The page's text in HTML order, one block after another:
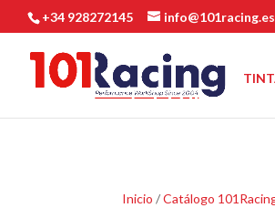
+34 928272145 info@101racing.es
Inicio /Catálogo